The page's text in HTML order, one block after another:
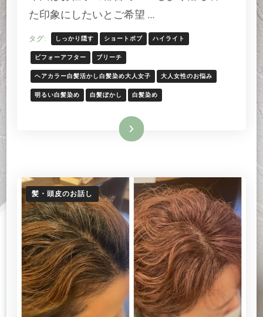
た
印
象
ナ
チ
ル
ブ
ン
の
髪
ケ
ア
へ
の
た印象にしたいとご希望 …
タグ: しっかり隠す ショートボブ ハイライト
ビフォーアフター ブリーチ
ヘアカラー白髪活かし白髪染め大人女子 大人女性のお悩み
明るい白髪染め 白髪ぼかし 白髪染め
続きを読む
髪・頭皮のお話し